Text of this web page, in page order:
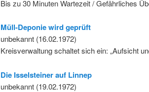
Bis zu 30 Minuten Wartezeit / Gefährliches
Müll-Deponie wird geprüft
unbekannt (16.02.1972)
Kreisverwaltung schaltet sich ein: „Aufsicht
Die Isselsteiner auf Linnep
unbekannt (19.02.1972)